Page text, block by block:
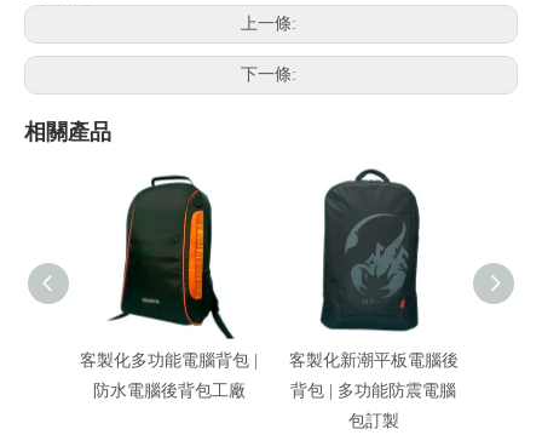
上一條:
下一條:
相關產品
客製化多功能電腦背包 |
防水電腦後背包工廠
客製化新潮平板電腦後
背包 | 多功能防震電腦
包訂製